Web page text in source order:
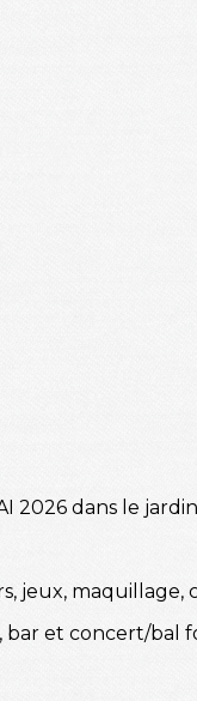
2026 dans le
jeux, maquillage,
bar et concert/bal